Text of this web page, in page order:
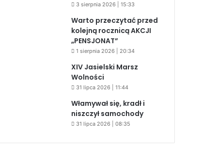
3 sierpnia 2026 | 15:33
Warto przeczytać przed
kolejną rocznicą AKCJI
„PENSJONAT”
1 sierpnia 2026 | 20:34
XIV Jasielski Marsz
Wolności
31 lipca 2026 | 11:44
Włamywał się, kradł i
niszczył samochody
31 lipca 2026 | 08:35